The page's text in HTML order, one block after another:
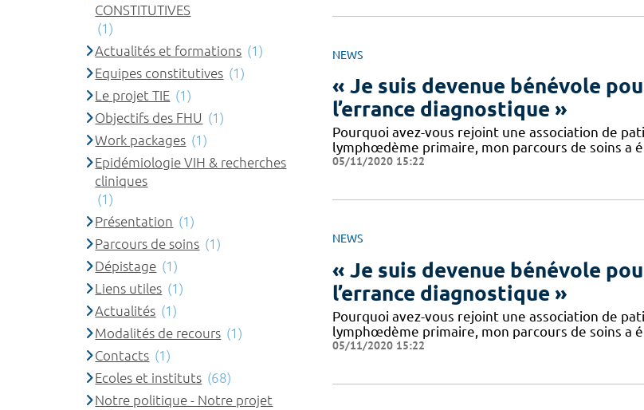
NEWS
« Je suis devenue bénévole
l’errance diagnostique »
Pourquoi avez-vous rejoint une association de
lymphœdème primaire, mon parcours de soins a
05/11/2020 15:22
NEWS
« Je suis devenue bénévole
l’errance diagnostique »
Pourquoi avez-vous rejoint une association de
lymphœdème primaire, mon parcours de soins a
05/11/2020 15:22
CONSTITUTIVES
(1)
Actualités et formations (1)
Equipes constitutives (1)
Le projet TIE (1)
Objectifs des FHU (1)
Work packages (1)
Epidémiologie VIH & recherches
cliniques
(1)
Présentation (1)
Parcours de soins (1)
Dépistage (1)
Liens utiles (1)
Actualités (1)
Modalités de recours (1)
Contacts (1)
Ecoles et instituts (68)
Notre politique - Notre projet